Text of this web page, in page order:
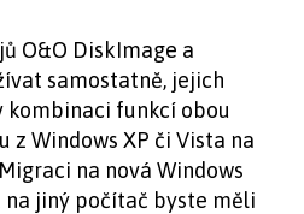
O&O DiskImage a
samostatně, jejich
kombinaci funkcí obou
Windows XP či Vista na
na nová Windows
na jiný počítač byste měli